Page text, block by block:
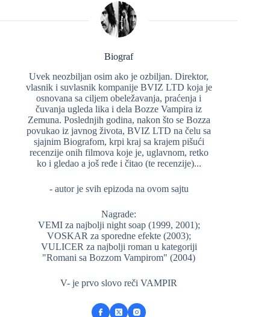
Biograf
Uvek neozbiljan osim ako je ozbiljan. Direktor,
vlasnik i suvlasnik kompanije BVIZ LTD koja je
osnovana sa ciljem obeležavanja, praćenja i
čuvanja ugleda lika i dela Bozze Vampira iz
Zemuna. Poslednjih godina, nakon što se Bozza
povukao iz javnog života, BVIZ LTD na čelu sa
sjajnim Biografom, krpi kraj sa krajem pišući
recenzije onih filmova koje je, uglavnom, retko
ko i gledao a još ređe i čitao (te recenzije)...
- autor je svih epizoda na ovom sajtu
Nagrade:
VEMI za najbolji night soap (1999, 2001);
VOSKAR za sporedne efekte (2003);
VULICER za najbolji roman u kategoriji
"Romani sa Bozzom Vampirom" (2004)
V- je prvo slovo reči VAMPIR